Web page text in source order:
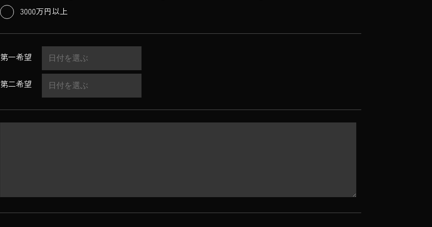
3000万円以上
第一希望
第二希望